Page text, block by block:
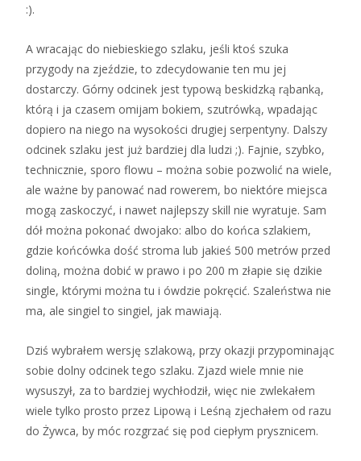
:).
A wracając do niebieskiego szlaku, jeśli ktoś szuka
przygody na zjeździe, to zdecydowanie ten mu jej
dostarczy. Górny odcinek jest typową beskidzką rąbanką,
którą i ja czasem omijam bokiem, szutrówką, wpadając
dopiero na niego na wysokości drugiej serpentyny. Dalszy
odcinek szlaku jest już bardziej dla ludzi ;). Fajnie, szybko,
technicznie, sporo flowu – można sobie pozwolić na wiele,
ale ważne by panować nad rowerem, bo niektóre miejsca
mogą zaskoczyć, i nawet najlepszy skill nie wyratuje. Sam
dół można pokonać dwojako: albo do końca szlakiem,
gdzie końcówka dość stroma lub jakieś 500 metrów przed
doliną, można dobić w prawo i po 200 m złapie się dzikie
single, którymi można tu i ówdzie pokręcić. Szaleństwa nie
ma, ale singiel to singiel, jak mawiają.
Dziś wybrałem wersję szlakową, przy okazji przypominając
sobie dolny odcinek tego szlaku. Zjazd wiele mnie nie
wysuszył, za to bardziej wychłodził, więc nie zwlekałem
wiele tylko prosto przez Lipową i Leśną zjechałem od razu
do Żywca, by móc rozgrzać się pod ciepłym prysznicem.